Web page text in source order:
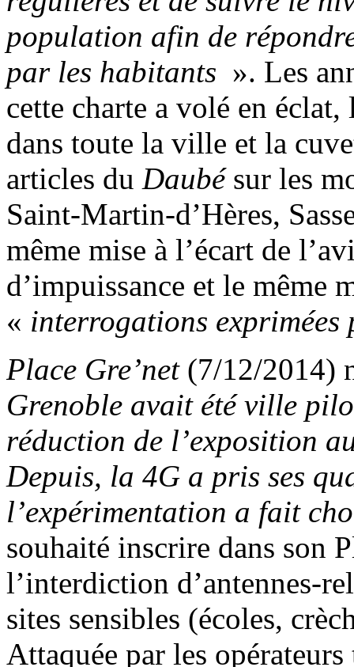
population afin de
par les habitants ». Les
cette charte a volé en
dans toute la ville et la
articles du Daubésur les
Saint-Martin-d’Hères,
même mise à l’écart de
d’impuissance et le même
« interrogations
Place Gre’net(7/12/2014)
Grenoble avait été ville
réduction de l’exposition
Depuis, la 4G a pris ses
l’expérimentation a fait
souhaité inscrire dans son
l’interdiction d’antennes-
sites sensibles (écoles,
Attaquée par les